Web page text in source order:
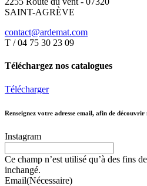
SAINT-AGRÈVE
contact@ardemat.com
T / 04 75 30 23 09
Téléchargez nos catalogues
Télécharger
Renseignez votre adresse email, afin de
Instagram
Ce champ n’est utilisé qu’à des fins
inchangé.
Email(Nécessaire)